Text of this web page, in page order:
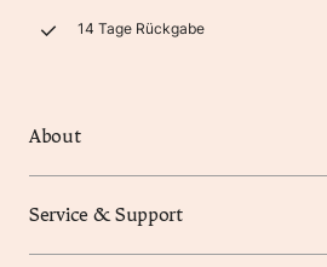
14 Tage Rückgabe
About
Service & Support